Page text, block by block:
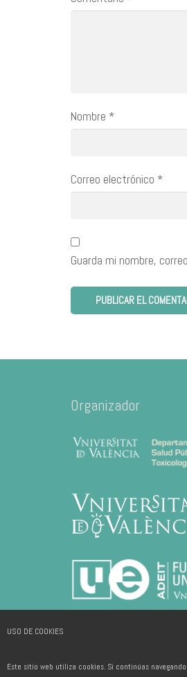
USO DE COOKIES
Este sitio web utiliza cookies. Si continúas
Nombre *
Correo electrónico *
Guarda mi nombre,
Organizador
2026 © ADEIT, Fundación